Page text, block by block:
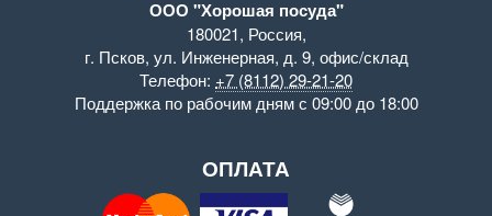
ООО "Хорошая посуда"
180021, Россия,
г. Псков, ул. Инженерная, д. 9, офис/склад
Телефон: +7 (8112) 29-21-20
Поддержка по рабочим дням с 09:00 до 18:00
ОПЛАТА